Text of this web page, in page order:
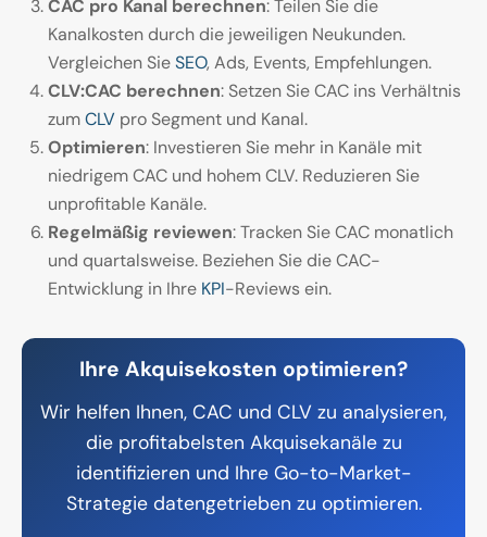
CAC pro Kanal berechnen: Teilen Sie die
Kanalkosten durch die jeweiligen Neukunden.
Vergleichen SieSEO, Ads, Events, Empfehlungen.
CLV:CAC berechnen: Setzen Sie CAC ins Verhältnis
zumCLV pro Segment und Kanal.
Optimieren: Investieren Sie mehr in Kanäle mit
niedrigem CAC und hohem CLV. Reduzieren Sie
unprofitable Kanäle.
Regelmäßig reviewen: Tracken Sie CAC monatlich
und quartalsweise. Beziehen Sie die CAC-
Entwicklung in Ihre KPI-Reviews ein.
Ihre Akquisekosten optimieren?
Wir helfen Ihnen, CAC und CLV zu analysieren,
die profitabelsten Akquisekanäle zu
identifizieren und Ihre Go-to-Market-
Strategie datengetrieben zu optimieren.